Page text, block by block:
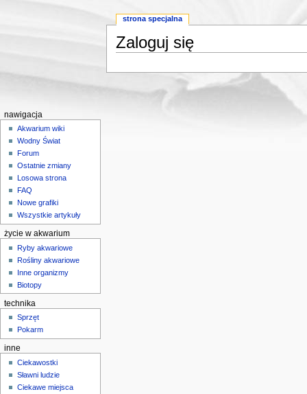
Zaloguj się
strona specjalna
nawigacja
Akwarium wiki
Wodny Świat
Forum
Ostatnie zmiany
Losowa strona
FAQ
Nowe grafiki
Wszystkie artykuły
życie w akwarium
Ryby akwariowe
Rośliny akwariowe
Inne organizmy
Biotopy
technika
Sprzęt
Pokarm
inne
Ciekawostki
Sławni ludzie
Ciekawe miejsca